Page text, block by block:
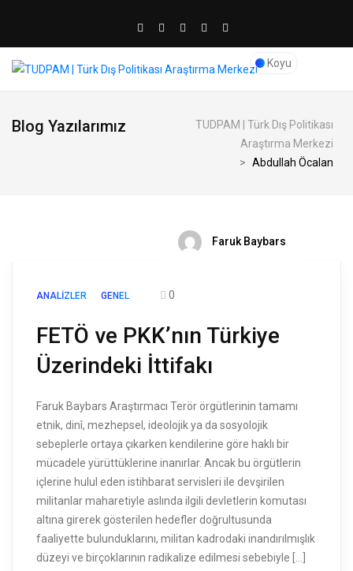
Koyu
Blog Yazılarımız
TUDPAM | Türk Dış Politikası
Araştırma Merkezi
> Abdullah Öcalan
Faruk Baybars
ANALIZLER GENEL 0
FETÖ ve PKK’nın Türkiye
Üzerindeki İttifakı
Faruk Baybars Araştırmacı Terör örgütlerinin tamamı
etnik, dinî, mezhepsel, ideolojik ya da sosyolojik
sebeplerle ortaya çıkarken kendilerine göre haklı bir
mücadele yürüttüklerine inanırlar. Ancak bu örgütlerin
içlerine hulul eden istihbarat servisleri ile devşirilen
militanlar maharetiyle aslında ilgili devletlerin komutası
altına girerek gösterilen hedefler doğrultusunda
faaliyette bulunduklarını, militan kadrodaki inandırılmışlık
düzeyi ve birçoklarının radikalize edilmesi sebebiyle […]